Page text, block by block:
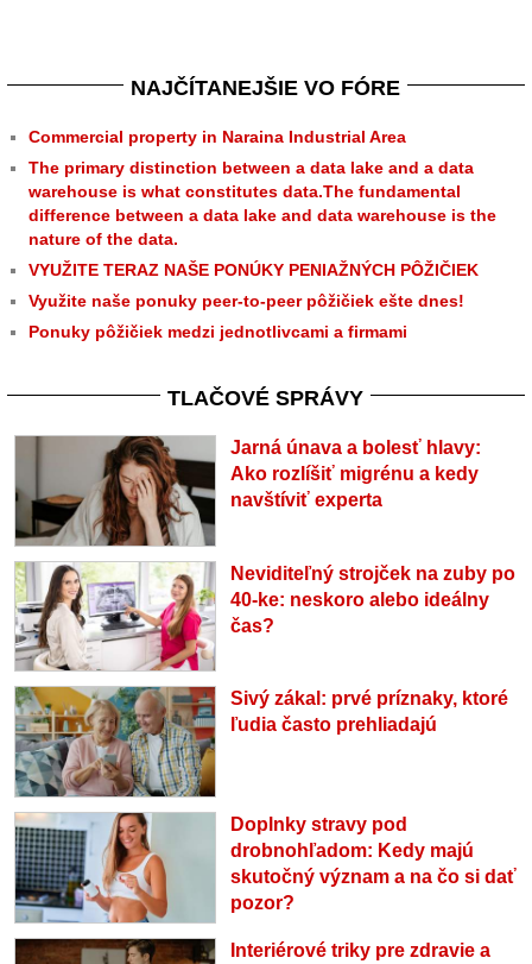
NAJČÍTANEJŠIE VO FÓRE
Commercial property in Naraina Industrial Area
The primary distinction between a data lake and a data
warehouse is what constitutes data.The fundamental
difference between a data lake and data warehouse is the
nature of the data.
VYUŽITE TERAZ NAŠE PONÚKY PENIAŽNÝCH PÔŽIČIEK
Využite naše ponuky peer-to-peer pôžičiek ešte dnes!
Ponuky pôžičiek medzi jednotlivcami a firmami
TLAČOVÉ SPRÁVY
Jarná únava a bolesť hlavy:
Ako rozlíšiť migrénu a kedy
navštíviť experta
Neviditeľný strojček na zuby po
40-ke: neskoro alebo ideálny
čas?
Sivý zákal: prvé príznaky, ktoré
ľudia často prehliadajú
Doplnky stravy pod
drobnohľadom: Kedy majú
skutočný význam a na čo si dať
pozor?
Interiérové triky pre zdravie a